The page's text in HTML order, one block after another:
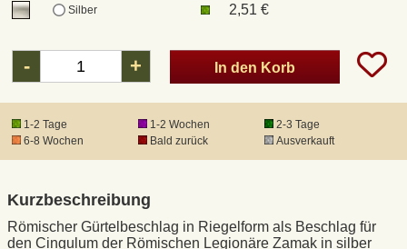
Silber 2,51 €
- + In den Korb
1-2 Tage 1-2 Wochen
2-3 Tage
6-8 Wochen
Bald zurück Ausverkauft
Kurzbeschreibung
Römischer Gürtelbeschlag in Riegelform als Beschlag für
den Cingulum der Römischen Legionäre Zamak in silber
Waffenrecht und FSK 18
Produkthaftung
Datenschutz